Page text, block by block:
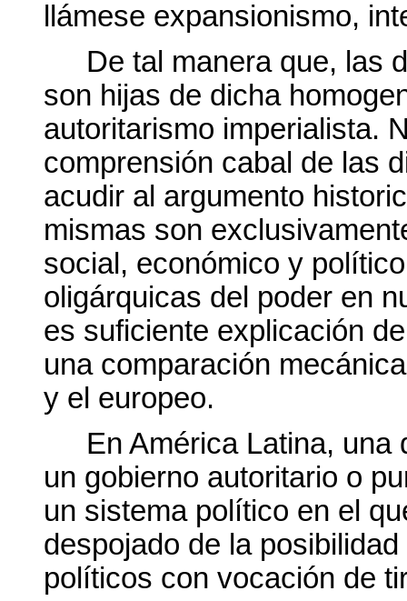
llámese expansionismo,
De tal manera que, las
son hijas de dicha
autoritarismo imperialista.
comprensión cabal de las
acudir al argumento
mismas son
social, económico y
oligárquicas del poder en
es suficiente explicación
una comparación
y el europeo.
En América Latina,
un gobierno autoritario o
un sistema político en el
despojado de la
políticos con vocación de